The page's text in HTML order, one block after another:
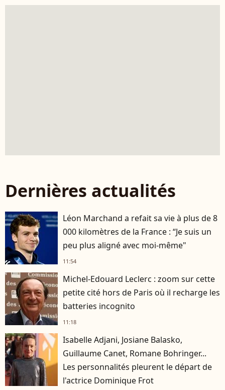
Dernières actualités
Léon Marchand a refait sa vie à plus de 8
000 kilomètres de la France : “Je suis un
peu plus aligné avec moi-même"
11:54
Michel-Edouard Leclerc : zoom sur cette
petite cité hors de Paris où il recharge les
batteries incognito
11:18
Isabelle Adjani, Josiane Balasko,
Guillaume Canet, Romane Bohringer...
Les personnalités pleurent le départ de
l'actrice Dominique Frot